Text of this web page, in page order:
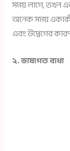
সময় লাগে, তখন
অনেক সময়
এবং উদ্বেগের
২. ভাষাগত বাধা